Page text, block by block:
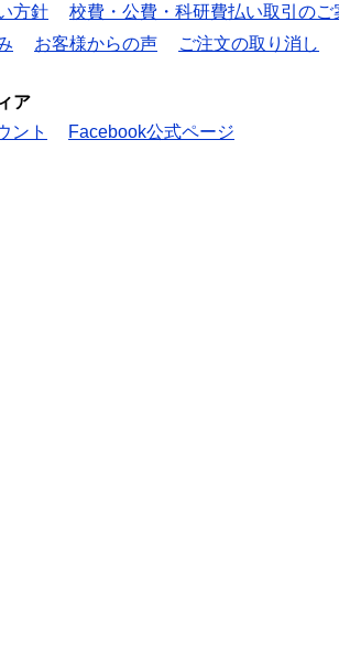
方針
校費・公費・科研費払い取引のご
お客様からの声 ご注文の取り消し
ア
ント
Facebook公式ページ